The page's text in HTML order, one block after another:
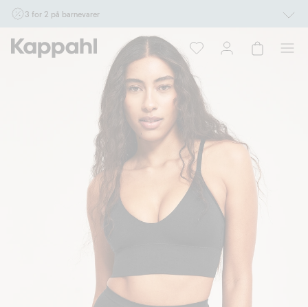
3 for 2 på barnevarer
17/8 i butikk & online for deg som er eller blir medlem. Kan ikke kombineres med
andre tilbud eller rabatter.
Handle nå